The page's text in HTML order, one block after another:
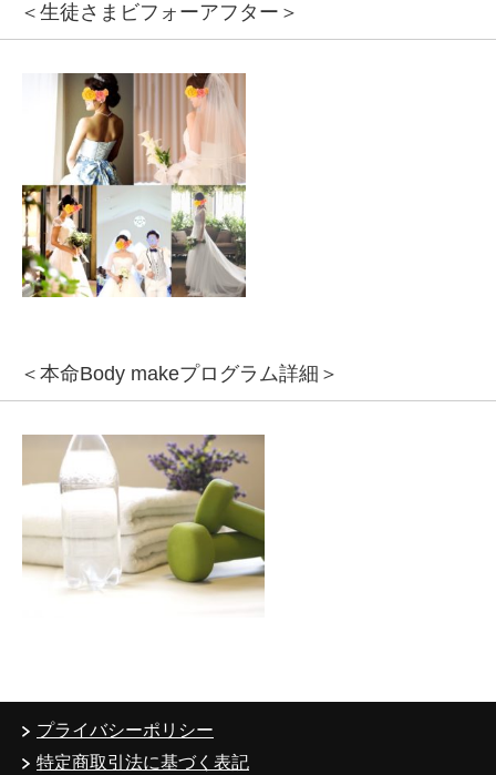
＜生徒さまビフォーアフター＞
＜本命Body makeプログラム詳細＞
プライバシーポリシー
特定商取引法に基づく表記